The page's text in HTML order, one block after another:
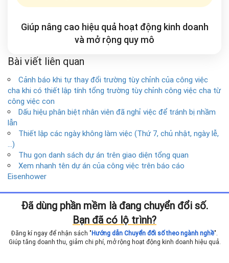
Giúp nâng cao hiệu quả hoạt động kinh doanh
và mở rộng quy mô
Bài viết liên quan
Cảnh báo khi tự thay đổi trường tùy chỉnh của công việc
cha khi có thiết lập tính tổng trường tùy chỉnh công việc cha từ
công việc con
Dấu hiệu phân biệt nhân viên đã nghỉ việc để tránh bị nhầm
lẫn
Thiết lập các ngày không làm việc (Thứ 7, chủ nhật, ngày lễ,
…)
Thu gọn danh sách dự án trên giao diện tổng quan
Xem nhanh tên dự án của công việc trên báo cáo
Eisenhower
Đã dùng phần mềm là đang chuyển đổi số.
Bạn đã có lộ trình?
Đăng kí ngay để nhận sách "Hướng dẫn Chuyển đổi số theo ngành nghề".
Giúp tăng doanh thu, giảm chi phí, mở rộng hoạt động kinh doanh hiệu quả.